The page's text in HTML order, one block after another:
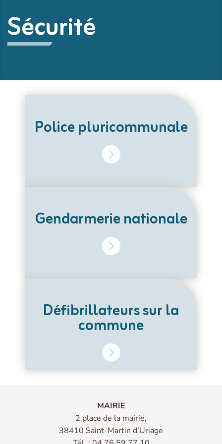
Sécurité
Police pluricommunale
Gendarmerie nationale
Défibrillateurs sur la
commune
MAIRIE
2 place de la mairie,
38410 Saint-Martin d’Uriage